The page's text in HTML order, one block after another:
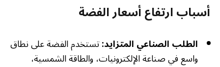
أسباب ارتفاع أسعار الفضة
الطلب الصناعي المتزايد:تستخدم الفضة على نطاق
واسع في صناعة الإلكترونيات، والطاقة الشمسية،